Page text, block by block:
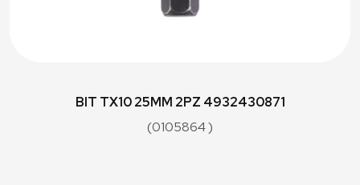
BIT TX10 25MM 2PZ 4932430871
(0105864 )